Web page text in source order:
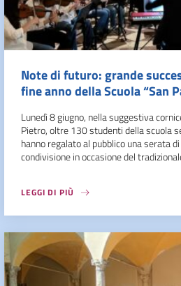
Note di futuro: grande
fine anno della Scuola “San
Lunedì 8 giugno, nella suggestiva
Pietro, oltre 130 studenti della scuola
hanno regalato al pubblico una serata
condivisione in occasione del
LEGGI DI PIÙ